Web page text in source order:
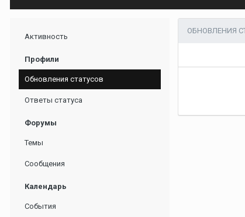
Активность
Профили
Обновления статусов
Ответы статуса
Форумы
Темы
Сообщения
Календарь
События
ОБНОВЛЕНИЯ